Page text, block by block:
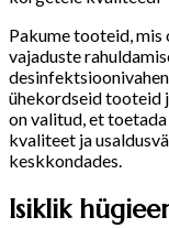
Pakume tooteid,
vajaduste
ühekordseid tooteid
on valitud, et
kvaliteet ja
keskkondades.
Isiklik